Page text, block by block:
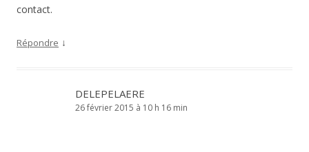
contact.
Répondre ↓
DELEPELAERE
26 février 2015 à 10 h 16 min